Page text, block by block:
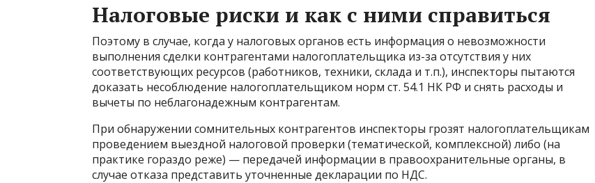
Налоговые риски и как с ними справиться
Поэтому в случае, когда у налоговых органов есть информация о невозможности
выполнения сделки контрагентами налогоплательщика из-за отсутствия у них
соответствующих ресурсов (работников, техники, склада и т.п.), инспекторы пытаются
доказать несоблюдение налогоплательщиком норм ст. 54.1 НК РФ и снять расходы и
вычеты по неблагонадежным контрагентам.
При обнаружении сомнительных контрагентов инспекторы грозят налогоплательщикам
проведением выездной налоговой проверки (тематической, комплексной) либо (на
практике гораздо реже) — передачей информации в правоохранительные органы, в
случае отказа представить уточненные декларации по НДС.